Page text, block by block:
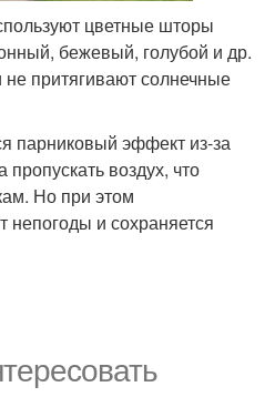
цветные шторы
бежевый, голубой и др.
притягивают солнечные
парниковый эффект из-за
воздух, что
Но при этом
непогоды и сохраняется